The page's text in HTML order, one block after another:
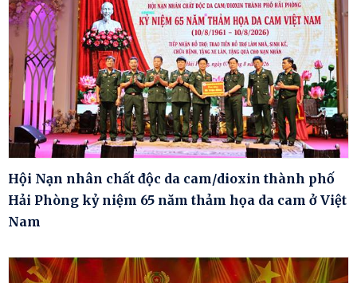
Hội Nạn nhân chất độc da cam/dioxin thành phố
Hải Phòng kỷ niệm 65 năm thảm họa da cam ở Việt
Nam